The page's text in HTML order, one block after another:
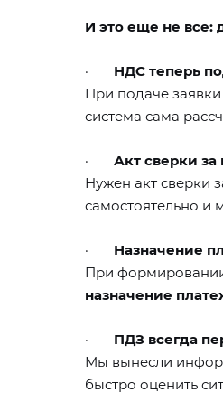
И это еще не все:
· НДС теперь
При подаче
система сама
· Акт сверки за
Нужен акт сверки
самостоятельно и
· Назначение
При
назначение
· ПДЗ всегда
Мы вынесли
быстро оценить